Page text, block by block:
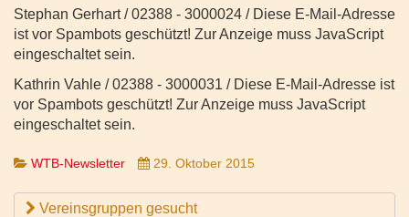
Stephan Gerhart / 02388 - 3000024 / Diese E-Mail-Adresse
ist vor Spambots geschützt! Zur Anzeige muss JavaScript
eingeschaltet sein.
Kathrin Vahle / 02388 - 3000031 / Diese E-Mail-Adresse ist
vor Spambots geschützt! Zur Anzeige muss JavaScript
eingeschaltet sein.
WTB-Newsletter 29. Oktober 2015
Vereinsgruppen gesucht